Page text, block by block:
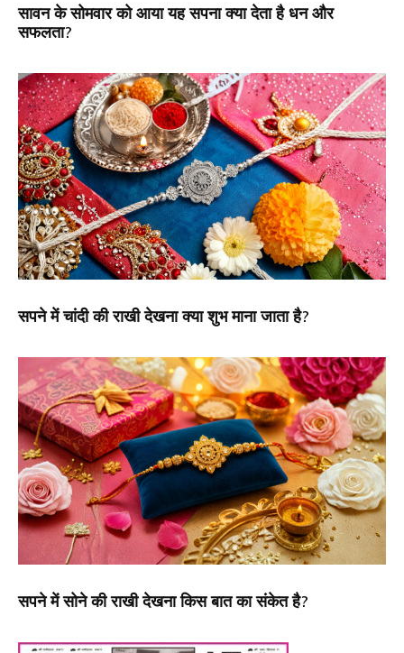
सावन के सोमवार को आया यह सपना क्या देता है धन और
सफलता?
सपने में चांदी की राखी देखना क्या शुभ माना जाता है?
सपने में सोने की राखी देखना किस बात का संकेत है?